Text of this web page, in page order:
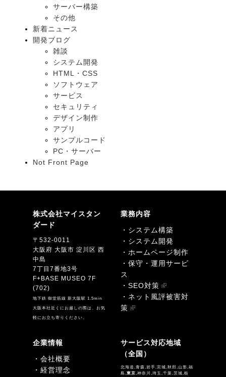
サーバー構築
その他
新着ニュース
開発ブログ
雑談
システム開発
HTML・CSS
ソフトウェア
サービス
セキュリティ
デザイン制作
アプリ
サンプルコード
PC・サーバー
Not Front Page
株式会社マイスタン
ダード
〒532-0011
大阪府 大阪市 淀川区 西
中島
7丁目7番地3号
F+BASE MUSEO 7F
(702)
地下鉄 御堂筋線 新大阪駅 1.5min
大阪本社近くにお越しの際は、お気
軽にお立ち寄りください。
業務内容
・システム構築
・システム開発
・ホームページ制作
・保守・運用サービ
ス
・SEO対策
・ネット風評被害対
策
企業情報
・会社概要
・経営理念
サービス対応地域
（全国）
北海道,青森,岩手,宮城,秋田,山形,福
島,東京,神奈川,埼玉,千葉,茨城,栃